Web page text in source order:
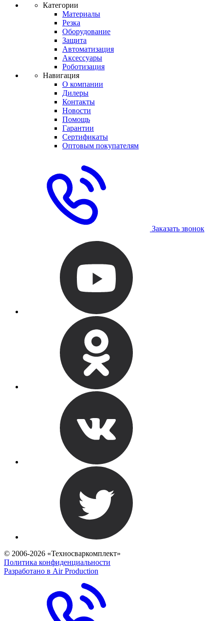
Категории
Материалы
Резка
Оборудование
Защита
Автоматизация
Аксессуары
Роботизация
Навигация
О компании
Дилеры
Контакты
Новости
Помощь
Гарантии
Сертификаты
Оптовым покупателям
Заказать звонок
© 2006-2026 «Техносваркомплект»
Политика конфиденциальности
Разработано в Air Production